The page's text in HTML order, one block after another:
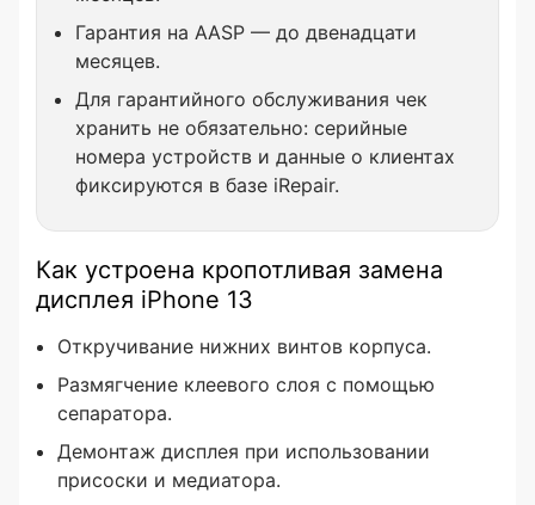
Гарантия на AASP — до двенадцати
месяцев.
Для гарантийного обслуживания чек
хранить не обязательно: серийные
номера устройств и данные о клиентах
фиксируются в базе iRepair.
Как устроена кропотливая замена
дисплея iPhone 13
Откручивание нижних винтов корпуса.
Размягчение клеевого слоя с помощью
сепаратора.
Демонтаж дисплея при использовании
присоски и медиатора.